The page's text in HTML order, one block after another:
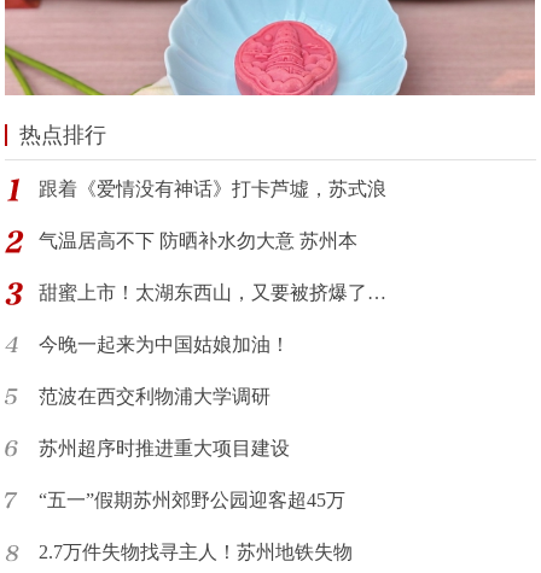
热点排行
跟着《爱情没有神话》打卡芦墟，苏式浪
气温居高不下 防晒补水勿大意 苏州本
甜蜜上市！太湖东西山，又要被挤爆了…
今晚一起来为中国姑娘加油！
范波在西交利物浦大学调研
苏州超序时推进重大项目建设
“五一”假期苏州郊野公园迎客超45万
2.7万件失物找寻主人！苏州地铁失物